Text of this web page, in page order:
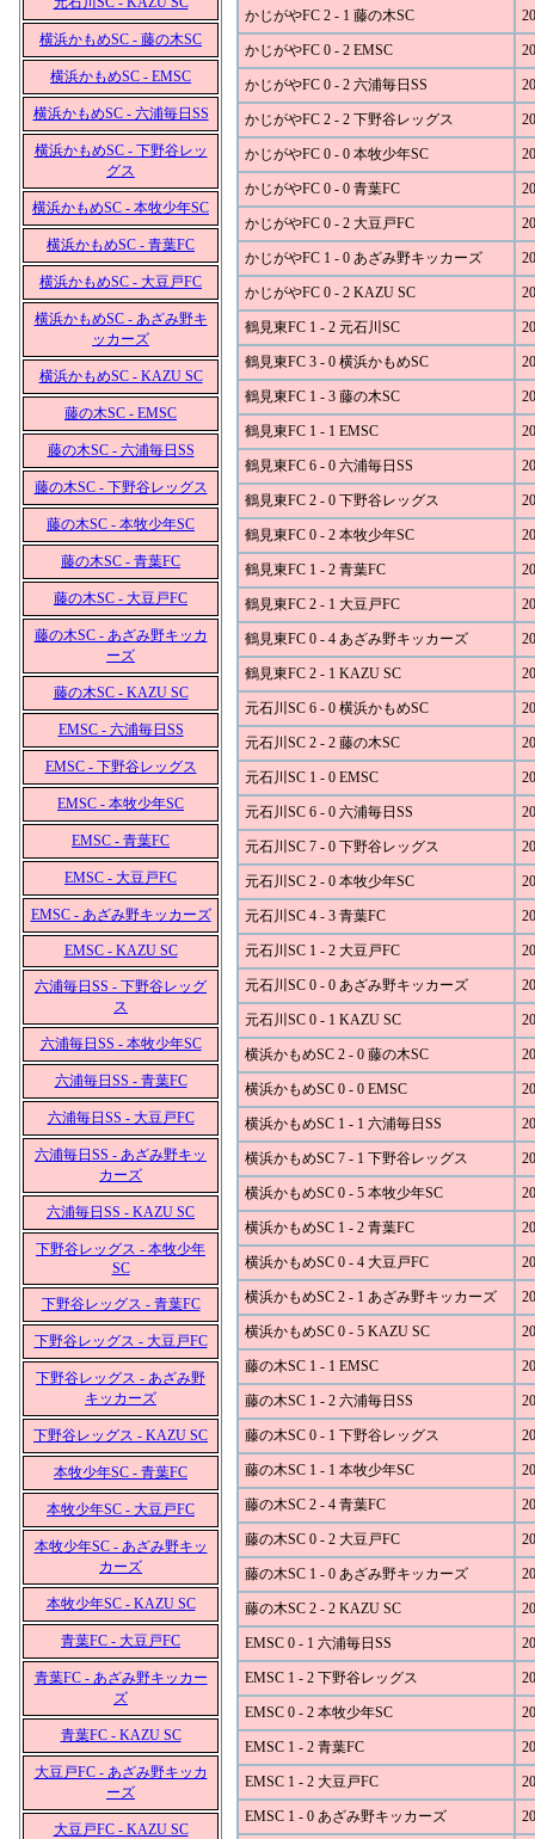
横浜かもめSC - 藤の木SC
横浜かもめSC - EMSC
横浜かもめSC - 六浦毎日SS
横浜かもめSC - 下野谷レッ
グス
横浜かもめSC - 本牧少年SC
横浜かもめSC - 青葉FC
横浜かもめSC - 大豆戸FC
横浜かもめSC - あざみ野キ
ッカーズ
横浜かもめSC - KAZU SC
藤の木SC - EMSC
藤の木SC - 六浦毎日SS
藤の木SC - 下野谷レッグス
藤の木SC - 本牧少年SC
藤の木SC - 青葉FC
藤の木SC - 大豆戸FC
藤の木SC - あざみ野キッカ
ーズ
藤の木SC - KAZU SC
EMSC - 六浦毎日SS
EMSC - 下野谷レッグス
EMSC - 本牧少年SC
EMSC - 青葉FC
EMSC - 大豆戸FC
EMSC - あざみ野キッカーズ
EMSC - KAZU SC
六浦毎日SS - 下野谷レッグ
ス
六浦毎日SS - 本牧少年SC
六浦毎日SS - 青葉FC
六浦毎日SS - 大豆戸FC
六浦毎日SS - あざみ野キッ
カーズ
六浦毎日SS - KAZU SC
下野谷レッグス - 本牧少年
SC
下野谷レッグス - 青葉FC
下野谷レッグス - 大豆戸FC
下野谷レッグス - あざみ野
キッカーズ
下野谷レッグス - KAZU SC
本牧少年SC - 青葉FC
本牧少年SC - 大豆戸FC
本牧少年SC - あざみ野キッ
カーズ
本牧少年SC - KAZU SC
青葉FC - 大豆戸FC
青葉FC - あざみ野キッカー
ズ
青葉FC - KAZU SC
大豆戸FC - あざみ野キッカ
ーズ
大豆戸FC - KAZU SC
かじがやFC 2 - 1 藤の木SC
かじがやFC 0 - 2 EMSC
かじがやFC 0 - 2 六浦毎日SS
かじがやFC 2 - 2 下野谷レッグス
かじがやFC 0 - 0 本牧少年SC
かじがやFC 0 - 0 青葉FC
かじがやFC 0 - 2 大豆戸FC
かじがやFC 1 - 0 あざみ野キッカーズ
かじがやFC 0 - 2 KAZU SC
鶴見東FC 1 - 2 元石川SC
鶴見東FC 3 - 0 横浜かもめSC
鶴見東FC 1 - 3 藤の木SC
鶴見東FC 1 - 1 EMSC
鶴見東FC 6 - 0 六浦毎日SS
鶴見東FC 2 - 0 下野谷レッグス
鶴見東FC 0 - 2 本牧少年SC
鶴見東FC 1 - 2 青葉FC
鶴見東FC 2 - 1 大豆戸FC
鶴見東FC 0 - 4 あざみ野キッカーズ
鶴見東FC 2 - 1 KAZU SC
元石川SC 6 - 0 横浜かもめSC
元石川SC 2 - 2 藤の木SC
元石川SC 1 - 0 EMSC
元石川SC 6 - 0 六浦毎日SS
元石川SC 7 - 0 下野谷レッグス
元石川SC 2 - 0 本牧少年SC
元石川SC 4 - 3 青葉FC
元石川SC 1 - 2 大豆戸FC
元石川SC 0 - 0 あざみ野キッカーズ
元石川SC 0 - 1 KAZU SC
横浜かもめSC 2 - 0 藤の木SC
横浜かもめSC 0 - 0 EMSC
横浜かもめSC 1 - 1 六浦毎日SS
横浜かもめSC 7 - 1 下野谷レッグス
横浜かもめSC 0 - 5 本牧少年SC
横浜かもめSC 1 - 2 青葉FC
横浜かもめSC 0 - 4 大豆戸FC
横浜かもめSC 2 - 1 あざみ野キッカーズ
横浜かもめSC 0 - 5 KAZU SC
藤の木SC 1 - 1 EMSC
藤の木SC 1 - 2 六浦毎日SS
藤の木SC 0 - 1 下野谷レッグス
藤の木SC 1 - 1 本牧少年SC
藤の木SC 2 - 4 青葉FC
藤の木SC 0 - 2 大豆戸FC
藤の木SC 1 - 0 あざみ野キッカーズ
藤の木SC 2 - 2 KAZU SC
EMSC 0 - 1 六浦毎日SS
EMSC 1 - 2 下野谷レッグス
EMSC 0 - 2 本牧少年SC
EMSC 1 - 2 青葉FC
EMSC 1 - 2 大豆戸FC
EMSC 1 - 0 あざみ野キッカーズ